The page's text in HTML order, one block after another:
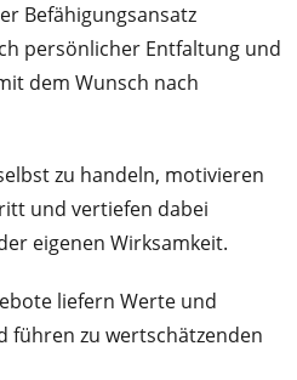
Befähigungsansatz
persönlicher Entfaltung und
dem Wunsch nach
zu handeln, motivieren
und vertiefen dabei
eigenen Wirksamkeit.
liefern Werte und
führen zu wertschätzenden